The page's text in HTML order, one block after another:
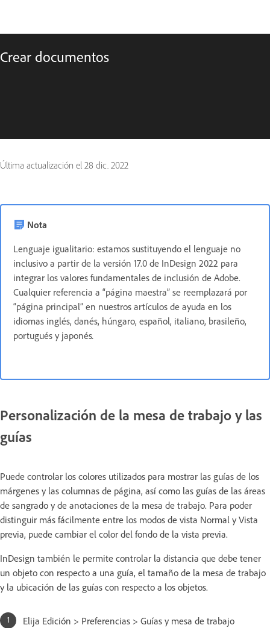
Crear documentos
Última actualización el 28 dic. 2022
Nota
Lenguaje igualitario: estamos sustituyendo el lenguaje no
inclusivo a partir de la versión 17.0 de InDesign 2022 para
integrar los valores fundamentales de inclusión de Adobe.
Cualquier referencia a “página maestra” se reemplazará por
“página principal” en nuestros artículos de ayuda en los
idiomas inglés, danés, húngaro, español, italiano, brasileño,
portugués y japonés.
Personalización de la mesa de trabajo y las
guías
Puede controlar los colores utilizados para mostrar las guías de los
márgenes y las columnas de página, así como las guías de las áreas
de sangrado y de anotaciones de la mesa de trabajo. Para poder
distinguir más fácilmente entre los modos de vista Normal y Vista
previa, puede cambiar el color del fondo de la vista previa.
InDesign también le permite controlar la distancia que debe tener
un objeto con respecto a una guía, el tamaño de la mesa de trabajo
y la ubicación de las guías con respecto a los objetos.
Elija Edición > Preferencias > Guías y mesa de trabajo